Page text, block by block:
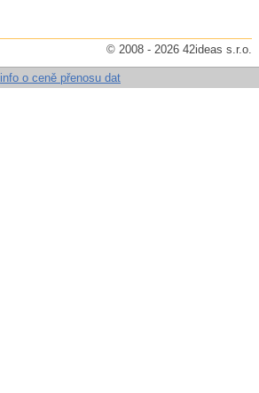
© 2008 - 2026 42ideas s.r.o.
info o ceně přenosu dat